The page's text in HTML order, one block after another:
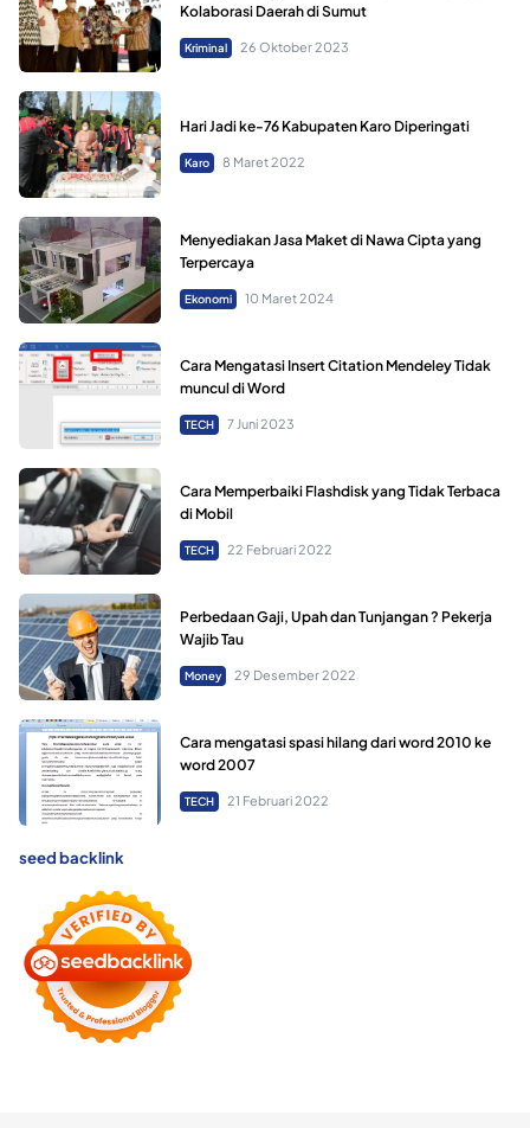
Kolaborasi Daerah di Sumut
Kriminal 26 Oktober 2023
Hari Jadi ke-76 Kabupaten Karo Diperingati
Karo 8 Maret 2022
Menyediakan Jasa Maket di Nawa Cipta yang
Terpercaya
Ekonomi 10 Maret 2024
Cara Mengatasi Insert Citation Mendeley Tidak
muncul di Word
TECH 7 Juni 2023
Cara Memperbaiki Flashdisk yang Tidak Terbaca
di Mobil
TECH 22 Februari 2022
Perbedaan Gaji, Upah dan Tunjangan ? Pekerja
Wajib Tau
Money 29 Desember 2022
Cara mengatasi spasi hilang dari word 2010 ke
word 2007
TECH 21 Februari 2022
seed backlink